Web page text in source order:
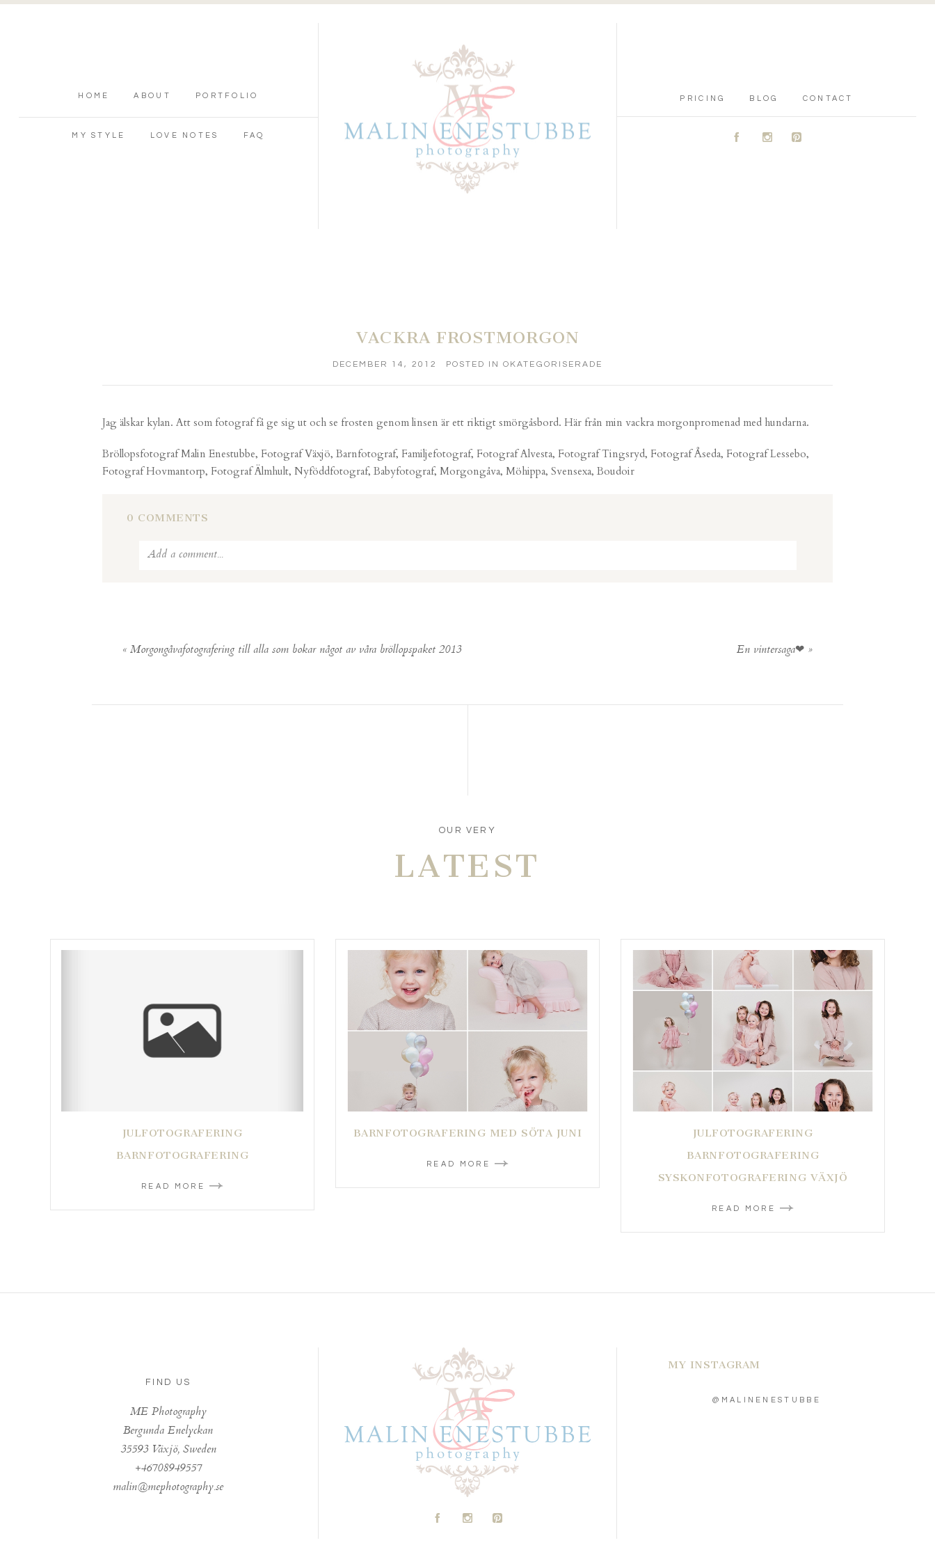
HOME ABOUT PORTFOLIO
MY STYLE LOVE NOTES FAQ
PRICING BLOG CONTACT
A C D
VACKRA FROSTMORGON
DECEMBER 14, 2012 POSTED INOKATEGORISERADE
Jag älskar kylan. Att som fotograf få ge sig ut och se frosten genom linsen är ett riktigt smörgåsbord. Här från min vackra morgonpromenad med hundarna.
Bröllopsfotograf Malin Enestubbe, Fotograf Växjö, Barnfotograf, Familjefotograf, Fotograf Alvesta, Fotograf Tingsryd, Fotograf Åseda, Fotograf Lessebo,
Fotograf Hovmantorp, Fotograf Älmhult, Nyföddfotograf, Babyfotograf, Morgongåva, Möhippa, Svensexa, Boudoir
0 COMMENTS
Add a comment...
«Morgongåvafotografering till alla som bokar något av våra bröllopspaket 2013 En vintersaga❤ »
OUR VERY
LATEST
JULFOTOGRAFERING
BARNFOTOGRAFERING
READ MORE
BARNFOTOGRAFERING MED SÖTA JUNI
READ MORE
JULFOTOGRAFERING
BARNFOTOGRAFERING
SYSKONFOTOGRAFERING VÄXJÖ
READ MORE
FIND US
ME Photography
Bergunda Enelyckan
35593 Växjö, Sweden
+46708949557
malin@mephotography.se
A C D
MY INSTAGRAM
@MALINENESTUBBE